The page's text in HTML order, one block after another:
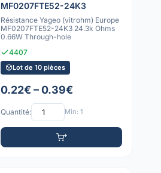
MF0207FTE52-24K3
Résistance Yageo (vitrohm) Europe
MF0207FTE52-24K3 24.3k Ohms
0.66W Through-hole
4407
Lot de 10 pièces
0.22€ – 0.39€
Quantité: Min: 1